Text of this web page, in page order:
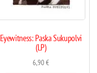
Eyewitness: Paska Sukupolvi
(LP)
6,90€